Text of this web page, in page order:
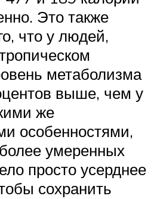
Это также
что у людей,
метаболизма
выше, чем у
же
особенностями,
умеренных
просто усерднее
сохранить